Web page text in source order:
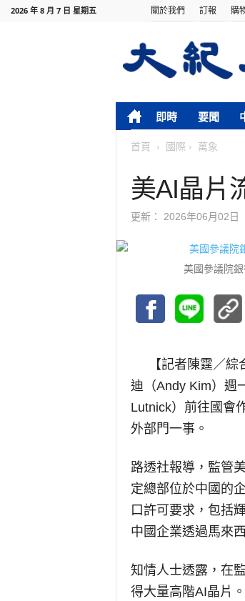
2026 年 8 月 7 日 星期五 關於我們 訂報 購
即時 要聞
首頁 國際 萬象
美AI晶片
更新： 2026年06月02日
美國參議院
【記者陳霆／綜
迪（Andy Kim）週
Lutnick）前往國會
外部門一事。
路透社報導，監管
定總部位於中國的
口許可要求，包括
中國企業透過馬來
知情人士透露，在
得大量高階AI晶片